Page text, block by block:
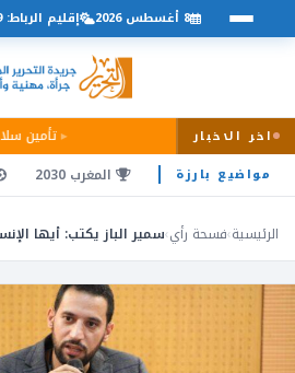
اخر الاخبار تأمين
8 أغسطس 2026 إقليم الرباط: 29°م سماء صافية
مواضيع بارزة المغرب 2030
الرئيسية›فسحة رأي›سمير الباز يكتب: أيها